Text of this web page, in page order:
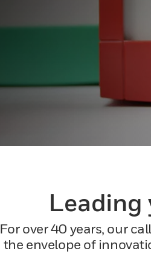
Leading
For over 40 years, our
the envelope of